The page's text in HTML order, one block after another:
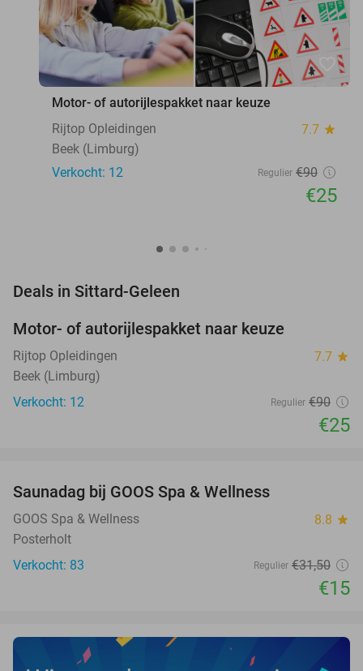
favorite_border
Motor- of autorijlespakket naar keuze
Rijtop Opleidingen
7.7 star
Beek (Limburg)
Verkocht: 12
Regulier €90
€25
Deals in Sittard-Geleen
Motor- of autorijlespakket naar keuze
Rijtop Opleidingen 7.7 star
Beek (Limburg)
Verkocht: 12
Regulier €90
€25
TODAY
Saunadag bij GOOS Spa & Wellness
GOOS Spa & Wellness 8.8 star
Posterholt
Verkocht: 83
Regulier €31,50
€15